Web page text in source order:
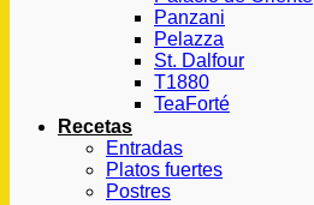
Panzani
Pelazza
St. Dalfour
T1880
TeaForté
Recetas
Entradas
Platos fuertes
Postres